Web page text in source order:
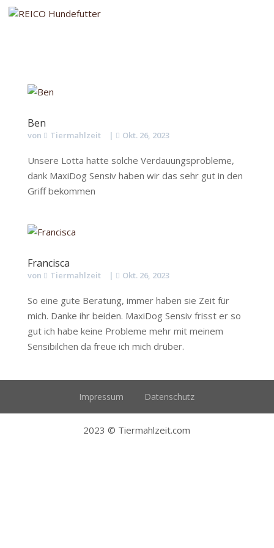
Ben
von Tiermahlzeit | Okt. 26, 2023
Unsere Lotta hatte solche Verdauungsprobleme,
dank MaxiDog Sensiv haben wir das sehr gut in den
Griff bekommen
Francisca
von Tiermahlzeit | Okt. 26, 2023
So eine gute Beratung, immer haben sie Zeit für
mich. Danke ihr beiden. MaxiDog Sensiv frisst er so
gut ich habe keine Probleme mehr mit meinem
Sensibilchen da freue ich mich drüber.
Impressum Datenschutz
2023 © Tiermahlzeit.com